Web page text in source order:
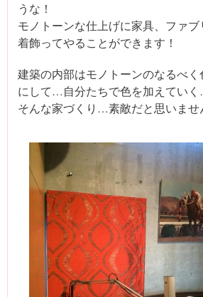
うな！
モノトーンな仕上げに家具、ファ
着飾ってやることができます！
建築の内部はモノトーンのなるべ
にして…自分たちで色を加えてい
そんな家づくり…素敵だと思いませ